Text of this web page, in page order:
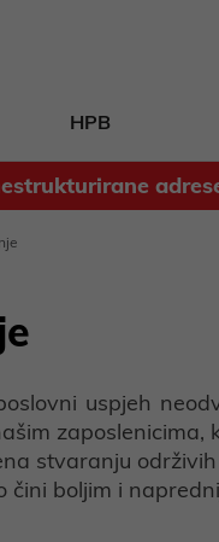
HPB
Odluka o
uspjeh
zaposlenicima,
stvaranju
boljim i